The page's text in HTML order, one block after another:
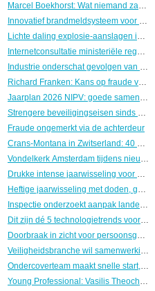
Marcel Boekhorst: Wat niemand zag, tot de controller kwam
Innovatief brandmeldsysteem voor een oud theater
Lichte daling explosie-aanslagen in 2025, maar zorgen blijven groot
Internetconsultatie ministeriële regelingen cyberwetgeving gesloten
Industrie onderschat gevolgen van OT-cyberaanvallen
Richard Franken: Kans op fraude verklein je door goed leiderschap
Jaarplan 2026 NIPV: goede samenwerking is van doorslaggevend belang
Strengere beveiligingseisen sinds 1 januari: ABRO definitief door de ministerraad
Fraude ongemerkt via de achterdeur
Crans-Montana in Zwitserland: 40 doden en 115 gewonden na uitslaande brand in bar
Vondelkerk Amsterdam tijdens nieuwjaarsnacht zwaar beschadigd door grote brand.
Drukke intense jaarwisseling voor de brandweer
Heftige jaarwisseling met doden, geweld en maximale politie-inzet
Inspectie onderzoekt aanpak landelijke crises door Rijk en veiligheidsregio’s
Dit zijn dé 5 technologietrends voor de beveiligingssector in 2026
Doorbraak in zicht voor persoonsgebonden beveiligingspas
Veiligheidsbranche wil samenwerking met politie op agenda Kamerdebat
Ondercoverteam maakt snelle start, maar kampt met groeipijn
Young Professional: Vasilis Theocharis